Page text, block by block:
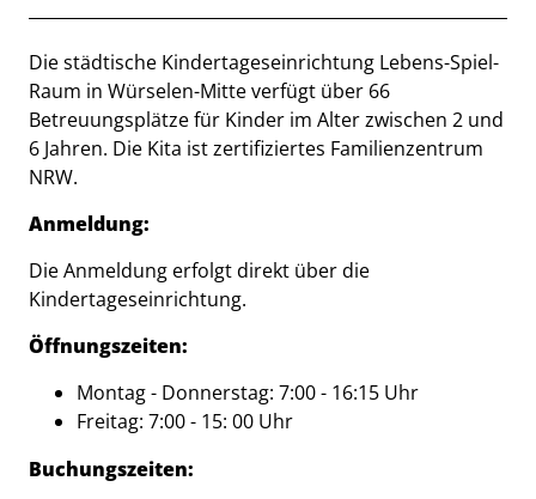
Beschreibung
Die städtische Kindertageseinrichtung Lebens-Spiel-
Raum in Würselen-Mitte verfügt über 66
Betreuungsplätze für Kinder im Alter zwischen 2 und
6 Jahren. Die Kita ist zertifiziertes Familienzentrum
NRW.
Anmeldung:
Die Anmeldung erfolgt direkt über die
Kindertageseinrichtung.
Öffnungszeiten:
Montag - Donnerstag: 7:00 - 16:15 Uhr
Freitag: 7:00 - 15: 00 Uhr
Buchungszeiten: